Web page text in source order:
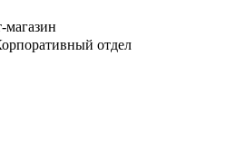
магазин
отдел